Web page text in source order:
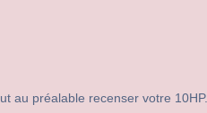
au préalable recenser votre 10HP.